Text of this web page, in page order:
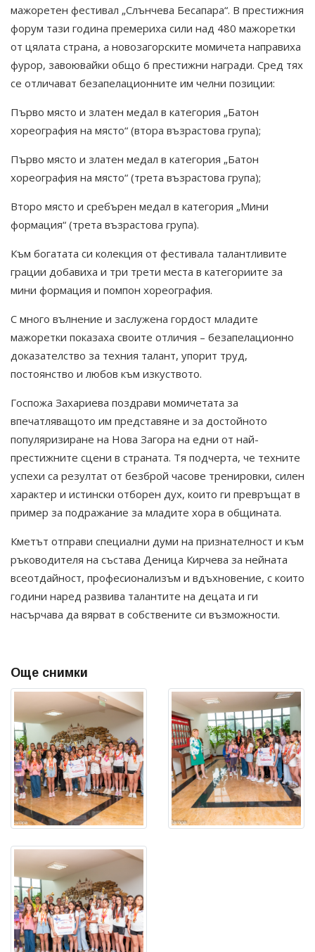
мажоретен фестивал „Слънчева Бесапара“. В престижния
форум тази година премериха сили над 480 мажоретки
от цялата страна, а новозагорските момичета направиха
фурор, завоювайки общо 6 престижни награди. Сред тях
се отличават безапелационните им челни позиции:
Първо място и златен медал в категория „Батон
хореография на място“ (втора възрастова група);
Първо място и златен медал в категория „Батон
хореография на място“ (трета възрастова група);
Второ място и сребърен медал в категория „Мини
формация“ (трета възрастова група).
Към богатата си колекция от фестивала талантливите
грации добавиха и три трети места в категориите за
мини формация и помпон хореография.
С много вълнение и заслужена гордост младите
мажоретки показаха своите отличия – безапелационно
доказателство за техния талант, упорит труд,
постоянство и любов към изкуството.
Госпожа Захариева поздрави момичетата за
впечатляващото им представяне и за достойното
популяризиране на Нова Загора на едни от най-
престижните сцени в страната. Тя подчерта, че техните
успехи са резултат от безброй часове тренировки, силен
характер и истински отборен дух, които ги превръщат в
пример за подражание за младите хора в общината.
Кметът отправи специални думи на признателност и към
ръководителя на състава Деница Кирчева за нейната
всеотдайност, професионализъм и вдъхновение, с които
години наред развива талантите на децата и ги
насърчава да вярват в собствените си възможности.
Още снимки